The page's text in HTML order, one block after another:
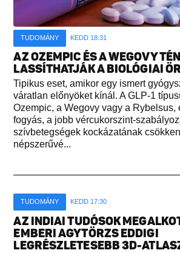
TUDOMÁNY KEDD 18:31
AZ OZEMPIC ÉS A WEGOVY
LASSÍTHATJÁK A BIOLÓGIAI
Tipikus eset, amikor egy ismert
váratlan előnyöket kínál. A GLP-1
Ozempic, a Wegovy vagy a Rybelsus,
fogyás, a jobb vércukorszint-
szívbetegségek kockázatának
népszerűvé...
TUDOMÁNY KEDD 17:30
AZ INDIAI TUDÓSOK
EMBERI AGYTÖRZS EDDIGI
LEGRÉSZLETESEBB 3D-